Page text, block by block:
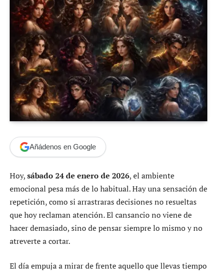
Añádenos en Google
Hoy,sábado 24 de enero de 2026, el ambiente
emocional pesa más de lo habitual. Hay una sensación de
repetición, como si arrastraras decisiones no resueltas
que hoy reclaman atención. El cansancio no viene de
hacer demasiado, sino de pensar siempre lo mismo y no
atreverte a cortar.
El día empuja a mirar de frente aquello que llevas tiempo